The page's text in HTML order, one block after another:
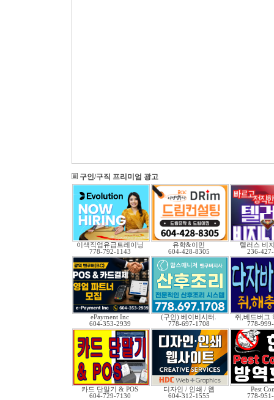
구인/구직 프리미엄 광고
이색직업유급트레이닝
778-792-1143
유학&이민
604-428-8305
텔러스 비
236-
ePayment Inc
604-353-2939
(구인) 베이비시터.
778-697-1708
쥐,베드버그
778-
카드 단말기 & POS
604-729-7130
디자인 / 인쇄 / 웹
604-312-1555
Pest
778-